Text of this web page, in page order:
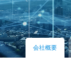
会社概要